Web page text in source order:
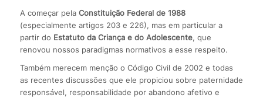
A começar pela Constituição Federal de 1988
(especialmente artigos 203 e 226), mas em particular a
partir do Estatuto da Criança e do Adolescente, que
renovou nossos paradigmas normativos a esse respeito.
Também merecem menção o Código Civil de 2002 e todas
as recentes discussões que ele propiciou sobre paternidade
responsável, responsabilidade por abandono afetivo e